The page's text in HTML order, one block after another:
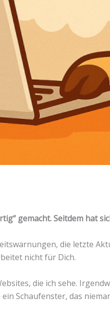
gemacht. Seitdem hat
die letzte
nicht für Dich.
die ich sehe.
Schaufenster, das